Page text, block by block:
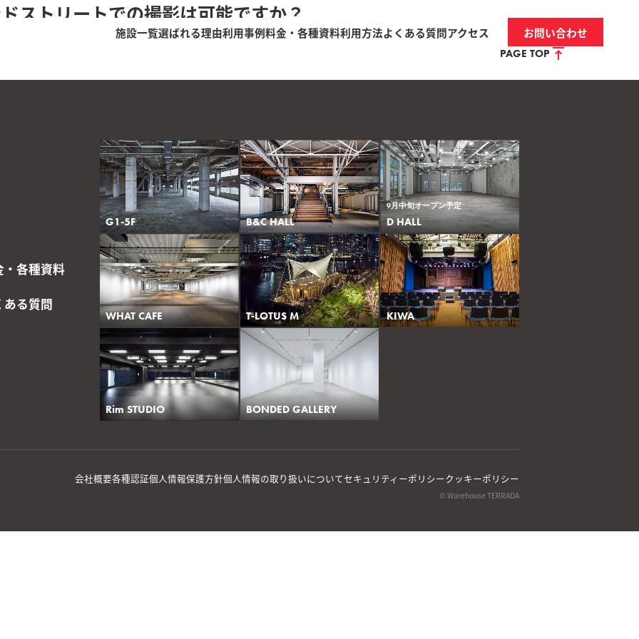
施設一覧選ばれる理由利用事例料金・各種資料利用方法よくある質問アクセス お問い合わせ
ストリートでの撮影は可能ですか？
よりお問い合わせください。
PAGE TOP
・各種資料
ある質問
G1-5F B&C HALL
9月中旬オープン予定
D HALL
WHAT CAFE T-LOTUS M KIWA
Rim STUDIO BONDED GALLERY
会社概要各種認証個人情報保護方針個人情報の取り扱いについてセキュリティーポリシークッキーポリシー
© Warehouse TERRADA